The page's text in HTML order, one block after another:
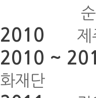
순수예
2010 제주
2010 ~
화재단